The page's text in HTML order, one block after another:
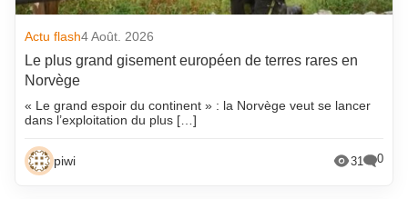
Actu flash4 Août. 2026
Le plus grand gisement européen de terres rares en
Norvège
« Le grand espoir du continent » : la Norvège veut se lancer
dans l’exploitation du plus […]
piwi 31 0